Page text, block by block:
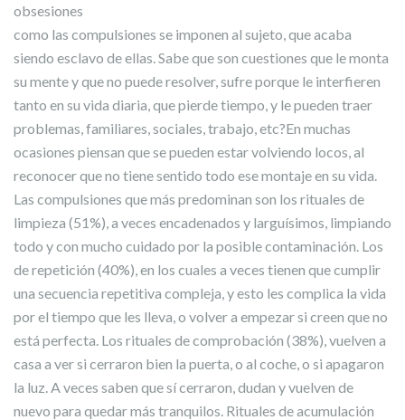
obsesiones
como las compulsiones se imponen al sujeto, que acaba
siendo esclavo de ellas. Sabe que son cuestiones que le monta
su mente y que no puede resolver, sufre porque le interfieren
tanto en su vida diaria, que pierde tiempo, y le pueden traer
problemas, familiares, sociales, trabajo, etc?En muchas
ocasiones piensan que se pueden estar volviendo locos, al
reconocer que no tiene sentido todo ese montaje en su vida.
Las compulsiones que más predominan son los rituales de
limpieza (51%), a veces encadenados y larguísimos, limpiando
todo y con mucho cuidado por la posible contaminación. Los
de repetición (40%), en los cuales a veces tienen que cumplir
una secuencia repetitiva compleja, y esto les complica la vida
por el tiempo que les lleva, o volver a empezar si creen que no
está perfecta. Los rituales de comprobación (38%), vuelven a
casa a ver si cerraron bien la puerta, o al coche, o si apagaron
la luz. A veces saben que sí cerraron, dudan y vuelven de
nuevo para quedar más tranquilos. Rituales de acumulación